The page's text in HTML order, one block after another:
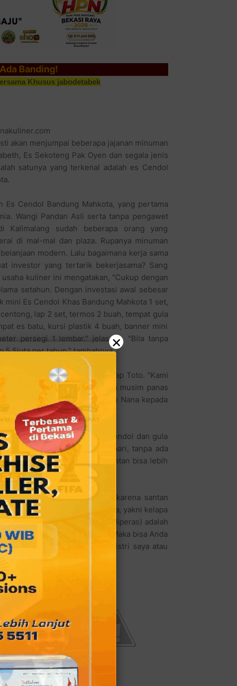
Banding!
Khusus jabodetabek
akan menjumpai beberapa jajanan minuman
Es Sekoteng Pak Oyen dan segala jenis
satunya yang terkenal adalah es Cendol
Cendol Bandung Mahkota, yang pertama
Wangi Pandan Asli serta tanpa pengawet
sudah beberapa orang yang
di mal-mal dan plaza. Rupanya minuman
modern. Lalu bagaimana kerja sama
investor yang tertarik bekerjasama? Sang
kuliner ini mengatakan, "Cukup dengan
setahun. Dengan investasi awal sebesar
Es Cendol Khas Bandung Mahkota 1 set,
lap 2 set, termos 2 buah, tempat gula
es batu, kursi plastik 4 buah, banner mini
persegi 1 lembar." jelasnya. "Bila tanpa
per tahun." tambahnya.
di mal-mal pasti laku, ungkap Toto. "Kami
mati 50 sampai 60 gelas. "Bila musim panas
tambah istrinya Toto, bu Nana kepada
investor bisa membeli cendol dan gula
dalam lemari es hingga 4 hari, tanpa ada
satu paket cendol tanpa santan bisa lebih
tambahnya antuisias.
bahan baku minus santan (karena santan
oleh Es Cendol Mahkota, yakni kelapa
air rebusan pandan lalu diperas) adalah
harga jual Rp.5.000,- Maka bisa Anda
hubungi kami baik dengan istri saya atau
Toto.
yang hari-hari
ke instansi
lelaki berasal
menjadi
tahun
sahabat juga
tapi
sudah lama
×